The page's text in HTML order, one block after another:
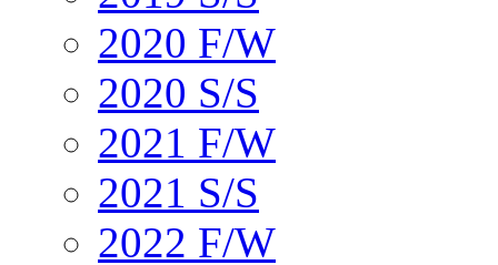
2020 F/W
2020 S/S
2021 F/W
2021 S/S
2022 F/W